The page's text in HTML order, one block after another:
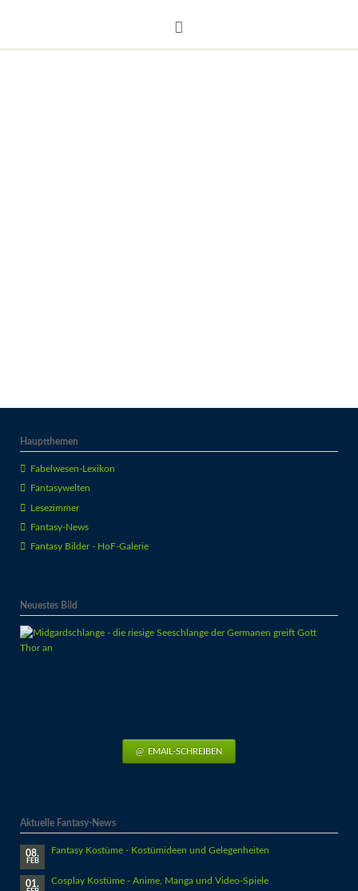
Hauptthemen
Fabelwesen-Lexikon
Fantasywelten
Lesezimmer
Fantasy-News
Fantasy Bilder - HoF-Galerie
Neuestes Bild
EMAIL-SCHREIBEN
Aktuelle Fantasy-News
08.
FEB
Fantasy Kostüme - Kostümideen und Gelegenheiten
01. Cosplay Kostüme - Anime, Manga und Video-Spiele